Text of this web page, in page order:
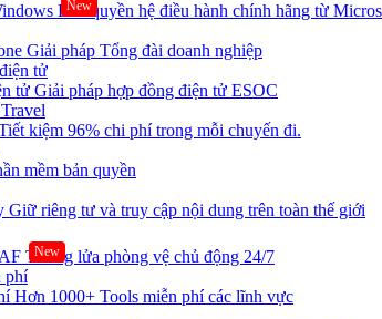
New
Bản quyền hệ điều hành chính hãng từ
Giải pháp Tổng đài doanh nghiệp
tử Giải pháp hợp đồng điện tử ESOC
kiệm 96% chi phí trong mỗi chuyến đi.
mềm bản quyền
Giữ riêng tư và truy cập nội dung trên toàn thế giới
New
Tường lửa phòng vệ chủ động 24/7
Hơn 1000+ Tools miễn phí các lĩnh vực